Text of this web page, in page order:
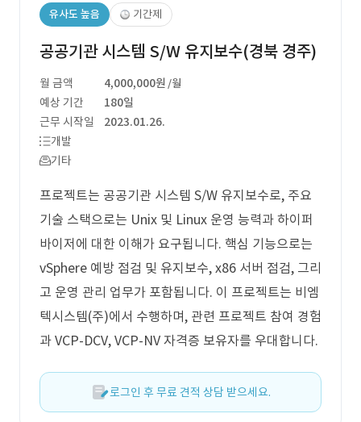
유사도 높음 기간제
공공기관 시스템 S/W 유지보수(경북 경주)
월 금액 4,000,000원 /월
예상 기간
180일
근무 시작일
2023.01.26.
개발
기타
프로젝트는 공공기관 시스템 S/W 유지보수로, 주요
기술 스택으로는 Unix 및 Linux 운영 능력과 하이퍼
바이저에 대한 이해가 요구됩니다. 핵심 기능으로는
vSphere 예방 점검 및 유지보수, x86 서버 점검, 그리
고 운영 관리 업무가 포함됩니다. 이 프로젝트는 비엠
텍시스템(주)에서 수행하며, 관련 프로젝트 참여 경험
과 VCP-DCV, VCP-NV 자격증 보유자를 우대합니다.
로그인 후 무료 견적 상담 받으세요.